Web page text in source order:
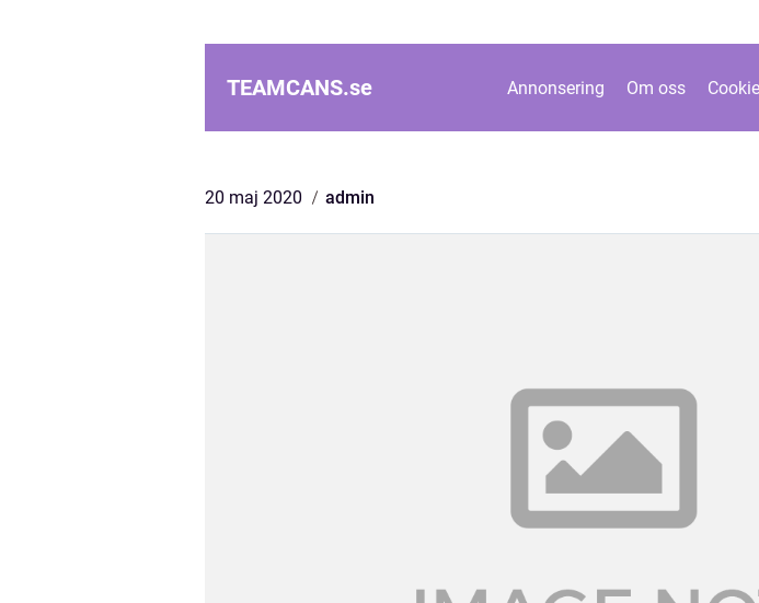
TEAMCANS.se Annonsering Om oss
20 maj 2020 admin